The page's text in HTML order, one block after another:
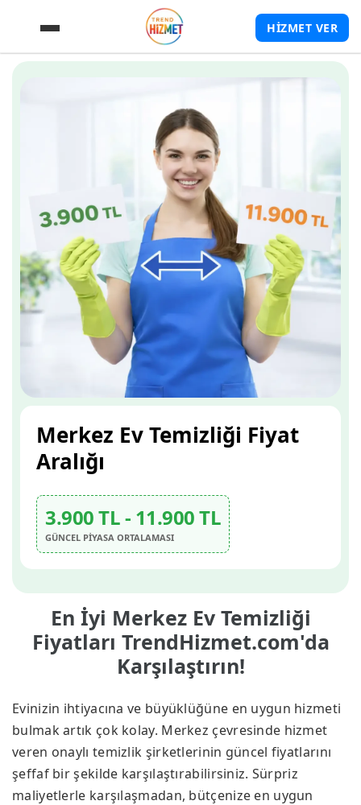
HİZMET VER
En İyi Merkez Ev Temizliği
Fiyatları TrendHizmet.com'da
Karşılaştırın!
Evinizin ihtiyacına ve büyüklüğüne en uygun hizmeti
bulmak artık çok kolay. Merkez çevresinde hizmet
veren onaylı temizlik şirketlerinin güncel fiyatlarını
şeffaf bir şekilde karşılaştırabilirsiniz. Sürpriz
maliyetlerle karşılaşmadan, bütçenize en uygun
Merkez Ev Temizliği Fiyat
Aralığı
3.900 TL - 11.900 TL
GÜNCEL PİYASA ORTALAMASI